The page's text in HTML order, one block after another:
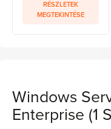
RÉSZLETEK
MEGTEKINTÉSE
Windows
Enterprise (1